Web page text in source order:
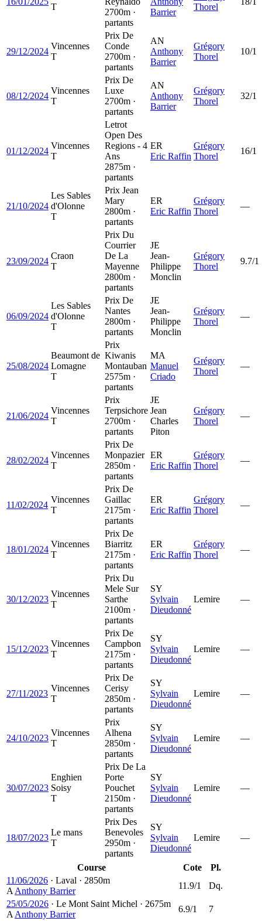
T
2700m ·
partants
Barrier
Thorel
29/12/2024
Vincennes
T
Prix De
Conde
2700m ·
partants
AN
Anthony
Barrier
Grégory
Thorel
10/1
08/12/2024
Vincennes
T
Prix De
Luxe
2700m ·
partants
AN
Anthony
Barrier
Grégory
Thorel
32/1
01/12/2024
Vincennes
T
Letrot
Open Des
Regions - 4
Ans
2875m ·
partants
ER
Eric Raffin
Grégory
Thorel
16/1
21/10/2024
Les Sables
d'Olonne
T
Prix Jean
Mary
2800m ·
partants
ER
Eric Raffin
Grégory
Thorel
—
23/09/2024
Craon
T
Prix Du
Courrier
De La
Mayenne
2800m ·
partants
JE
Jean-
Philippe
Monclin
Grégory
Thorel
9.7/1
06/09/2024
Les Sables
d'Olonne
T
Prix De
Nantes
2800m ·
partants
JE
Jean-
Philippe
Monclin
Grégory
Thorel
—
25/08/2024
Beaumont de
Lomagne
T
Prix
Kiwanis
Montauban
2575m ·
partants
MA
Manuel
Criado
Grégory
Thorel
—
21/06/2024
Vincennes
T
Prix
Terpsichore
2700m ·
partants
JE
Jean
Charles
Piton
Grégory
Thorel
—
28/02/2024
Vincennes
T
Prix De
Monpazier
2850m ·
partants
ER
Eric Raffin
Grégory
Thorel
—
11/02/2024
Vincennes
T
Prix De
Gaillac
2175m ·
partants
ER
Eric Raffin
Grégory
Thorel
—
18/01/2024
Vincennes
T
Prix De
Biarritz
2175m ·
partants
ER
Eric Raffin
Grégory
Thorel
—
30/12/2023
Vincennes
T
Prix Du
Mele Sur
Sarthe
2100m ·
partants
SY
Sylvain
Dieudonné
Lemire —
15/12/2023
Vincennes
T
Prix De
Campbon
2175m ·
partants
SY
Sylvain
Dieudonné
Lemire —
27/11/2023
Vincennes
T
Prix De
Cerisy
2850m ·
partants
SY
Sylvain
Dieudonné
Lemire —
24/10/2023
Vincennes
T
Prix
Alhena
2850m ·
partants
SY
Sylvain
Dieudonné
Lemire —
30/07/2023
Enghien
Soisy
T
Prix De La
Porte
Pouchet
2150m ·
partants
SY
Sylvain
Dieudonné
Lemire —
18/07/2023
Le mans
T
Prix Des
Benevoles
2950m ·
partants
SY
Sylvain
Dieudonné
Lemire —
Course Cote
Pl.
11/06/2026 · Laval · 2850m
A Anthony Barrier
11.9/1
Dq.
25/05/2026 · Le Mont Saint Michel · 2675m
A Anthony Barrier
6.9/1
7